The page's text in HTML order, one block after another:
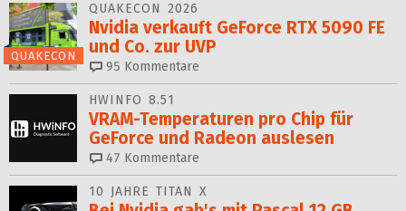
QUAKECON
QUAKECON 2026
Nvidia verkauft GeForce RTX 5090 FE
und Co. zur UVP
95 Kommentare
HWINFO 8.51
VRAM-Temperaturen pro Chip für
GeForce und Radeon auslesen
47 Kommentare
10 JAHRE TITAN X